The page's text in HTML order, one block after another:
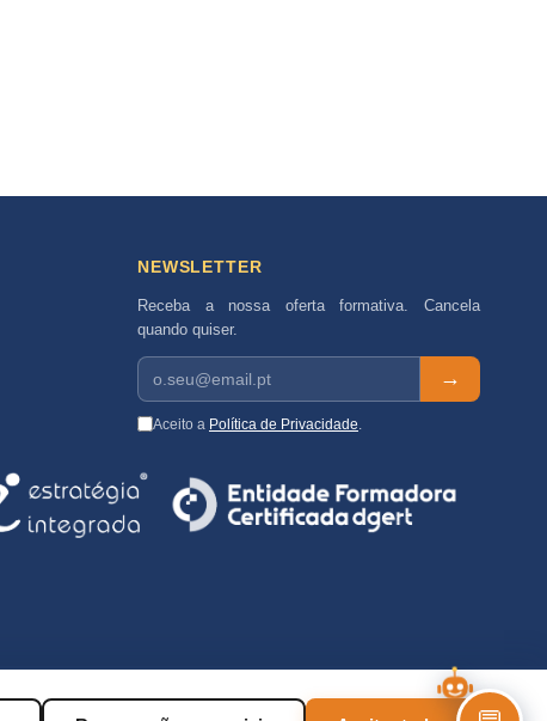
NEWSLETTER
Receba a nossa oferta formativa. Cancela
quando quiser.
→
Aceito a Política de Privacidade